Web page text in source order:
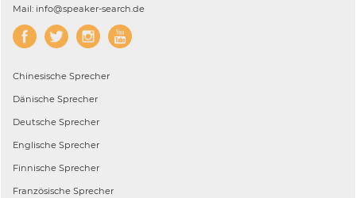
Mail: info@speaker-search.de
Chinesische Sprecher
Dänische Sprecher
Deutsche Sprecher
Englische Sprecher
Finnische Sprecher
Französische Sprecher